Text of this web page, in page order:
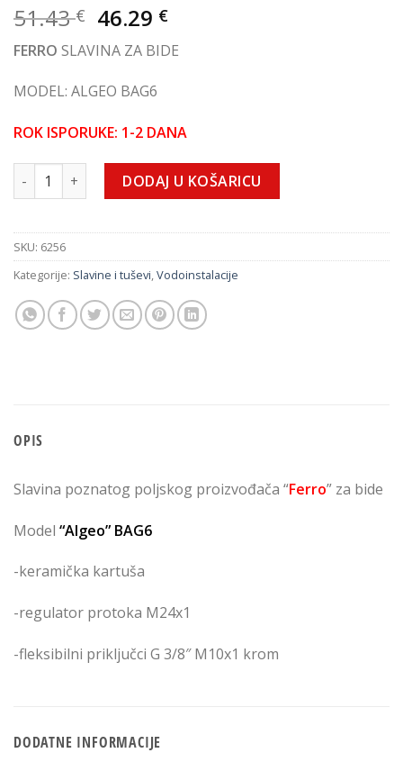
51.43€ Izvorna
cijena
bila
je:
51.43 €.
46.29 €Trenutna
cijena
je:
FERRO SLAVINA ZA BIDE
MODEL: ALGEO BAG6
ROK ISPORUKE: 1-2 DANA
SLAVINA "ALGEO" BAG6 ZA BIDE količina
DODAJ U KOŠARICU
SKU: 6256
Kategorije: Slavine i tuševi,Vodoinstalacije
OPIS
Slavina poznatog poljskog proizvođača “Ferro” za bide
Model “Algeo” BAG6
-keramička kartuša
-regulator protoka M24x1
-fleksibilni priključci G 3/8″ M10x1 krom
DODATNE INFORMACIJE